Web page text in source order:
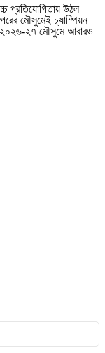
প্রতিযোগিতায় উঠল
মৌসুমেই চ্যাম্পিয়ন
২৭ মৌসুমে আবারও